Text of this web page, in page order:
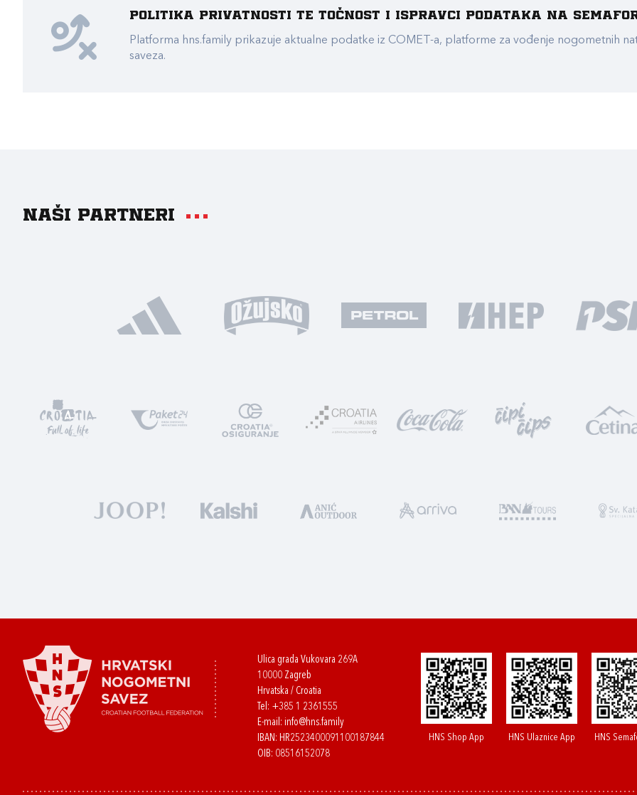
Politika privatnosti te točnost i ispravci podataka na
Platforma hns.family prikazuje aktualne podatke iz COMET-a, platforme za vođenje nogometnih
saveza.
Naši partneri
Ulica grada Vukovara 269A
10000 Zagreb
Hrvatska / Croatia
Tel: +385 1 2361555
E-mail: info@hns.family
IBAN: HR2523400091100187844
OIB: 08516152078
HNS Shop App HNS Ulaznice App HNS